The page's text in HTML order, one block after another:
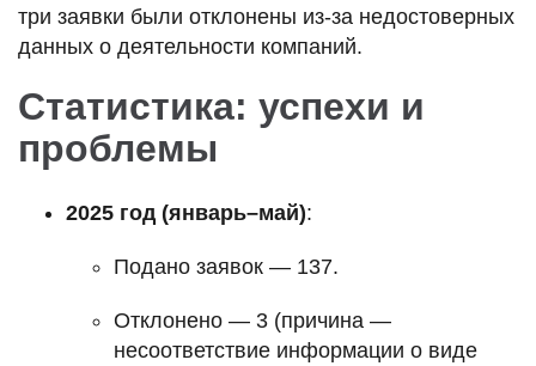
три заявки были отклонены из-за недостоверных
данных о деятельности компаний.
Статистика: успехи и
проблемы
2025 год (январь–май):
Подано заявок — 137.
Отклонено — 3 (причина —
несоответствие информации о виде